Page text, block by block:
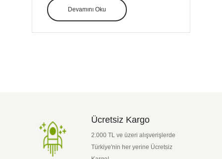
olan ev yapımı salça çeşitlerini geleneksel
yöntemlere göre üretiyoruz. Aradığınız kaliteyi
Genellikle güney mutfağında ev yapımı kırmızı
biber salçası sıkça kullanılır. Baharatlı bulgur
salatası, kısır, güveç, tavuk, et marine ve
Devamını Oku
Ücretsiz Kargo
2.000 TL ve üzeri alışverişlerde
Türkiye'nin her yerine Ücretsiz